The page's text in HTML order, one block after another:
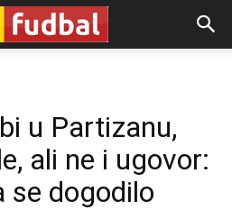
u Partizanu,
ali ne i ugovor:
se dogodilo